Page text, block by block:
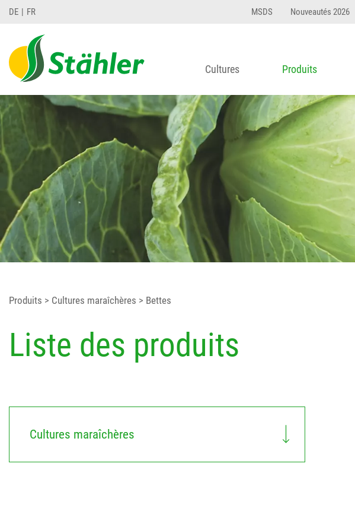
DE FR MSDS Nouveautés 2026
Cultures Produits
Produits > Cultures maraîchères > Bettes
Liste des produits
Cultures maraîchères